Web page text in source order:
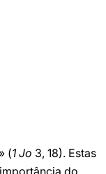
(1 Jo 3, 18). Estas
do